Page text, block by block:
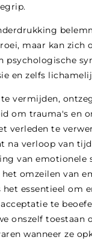
maar kan zich
psychologische
en zelfs
vermijden,
om trauma's en
verleden te
na verloop van
van emotionele
omzeilen van
het essentieel om
te
onszelf toestaan
wanneer ze